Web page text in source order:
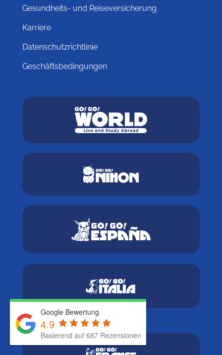
Google Bewertung
4.9
Basierend auf 687 Rezensionen
Gesundheits- und Reiseversicherung
Karriere
Datenschutzrichtlinie
Geschäftsbedingungen